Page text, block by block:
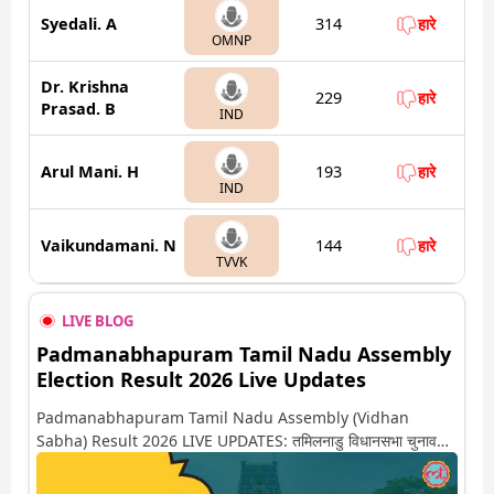
Syedali. A
OMNP
314 हारे
Dr. Krishna
Prasad. B
IND
229 हारे
Arul Mani. H
IND
193 हारे
Vaikundamani. N
TVVK
144 हारे
LIVE BLOG
Padmanabhapuram Tamil Nadu Assembly
Election Result 2026 Live Updates
Padmanabhapuram Tamil Nadu Assembly (Vidhan
Sabha) Result 2026 LIVE UPDATES: तमिलनाडु विधानसभा चुनाव
2026 की गिनती अगले कुछ ही देर में शुरू होने वाली है. यहां देखें पद्मनाभपुरम
सीट पर कौन आगे-कौन पीछे से लेकर किस तरफ जा रहें है रुझान. साथ ही पाइए